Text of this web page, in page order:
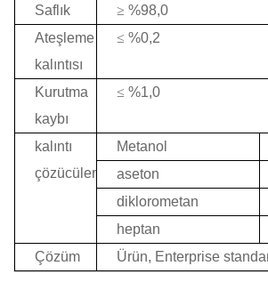
Saflık ≥ %98,0
Ateşleme
kalıntısı
≤ %0,2
Kurutma
kaybı
≤ %1,0
kalıntı
çözücüler
Metanol
aseton
diklorometan
heptan
Çözüm
Ürün, Enterprise